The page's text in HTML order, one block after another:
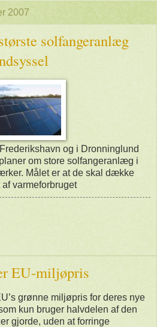
2007
solfangeranlæg
og i Dronninglund
om store solfangeranlæg i
Målet er at de skal dække
varmeforbruget
EU-miljøpris
grønne miljøpris for deres nye
kun bruger halvdelen af den
gjorde, uden at forringe